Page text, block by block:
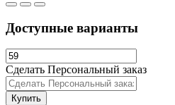
Доступные варианты
Сделать Персональный заказ
Купить